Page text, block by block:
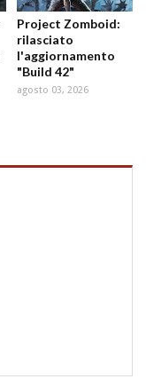
Project Zomboid:
rilasciato
l'aggiornamento
"Build 42"
agosto 03, 2026